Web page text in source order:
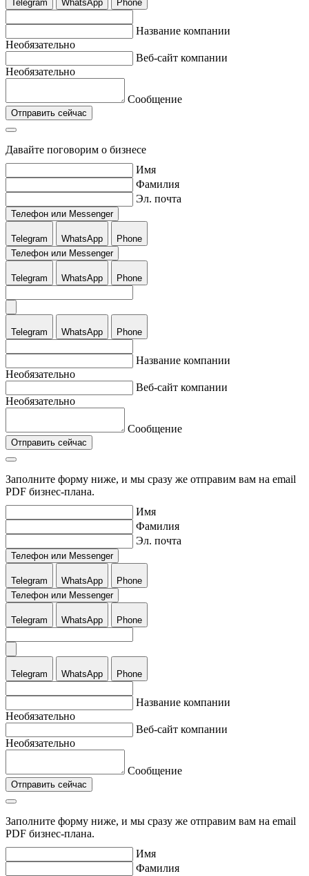
Telegram WhatsApp Phone
Название компании
Необязательно
Веб-сайт компании
Необязательно
Сообщение
Отправить сейчас
Давайте поговорим о бизнесе
Имя
Фамилия
Эл. почта
Телефон или Messenger
Telegram WhatsApp
Phone
Телефон или Messenger
Telegram WhatsApp Phone
Telegram WhatsApp Phone
Название компании
Необязательно
Веб-сайт компании
Необязательно
Сообщение
Отправить сейчас
Заполните форму ниже, и мы сразу же отправим вам на email
PDF бизнес-плана.
Имя
Фамилия
Эл. почта
Телефон или Messenger
Telegram WhatsApp
Phone
Телефон или Messenger
Telegram WhatsApp Phone
Telegram WhatsApp Phone
Название компании
Необязательно
Веб-сайт компании
Необязательно
Сообщение
Отправить сейчас
Заполните форму ниже, и мы сразу же отправим вам на email
PDF бизнес-плана.
Имя
Фамилия